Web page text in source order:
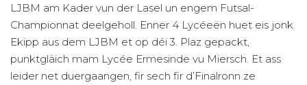
LJBM am Kader vun der Lasel un engem Futsal-
Championnat deelgeholl. Enner 4 Lycéeën huet eis jonk
Ekipp aus dem LJBM et op déi 3. Plaz gepackt,
punktgläich mam Lycée Ermesinde vu Miersch. Et ass
leider net duergaangen, fir sech fir d’Finalronn ze